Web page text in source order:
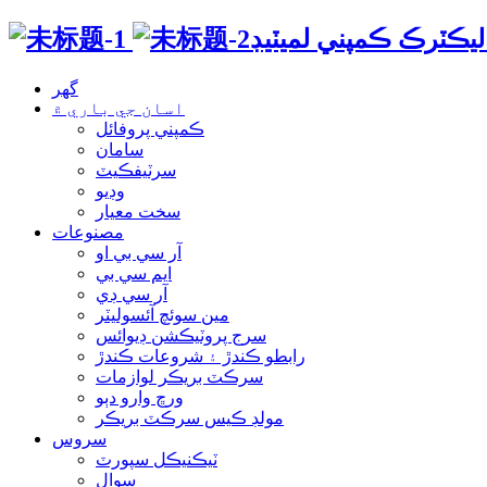
ڪمپني لميٽيڊ
گھر
اسان جي باري ۾
ڪمپني پروفائل
سامان
سرٽيفڪيٽ
وڊيو
سخت معيار
مصنوعات
آر سي بي او
ايم سي بي
آر سي ڊي
مين سوئچ آئسوليٽر
سرج پروٽيڪشن ڊيوائس
رابطو ڪندڙ ۽ شروعات ڪندڙ
سرڪٽ بريڪر لوازمات
ورڇ وارو دٻو
مولڊ ڪيس سرڪٽ بريڪر
سروس
ٽيڪنيڪل سپورٽ
سوال